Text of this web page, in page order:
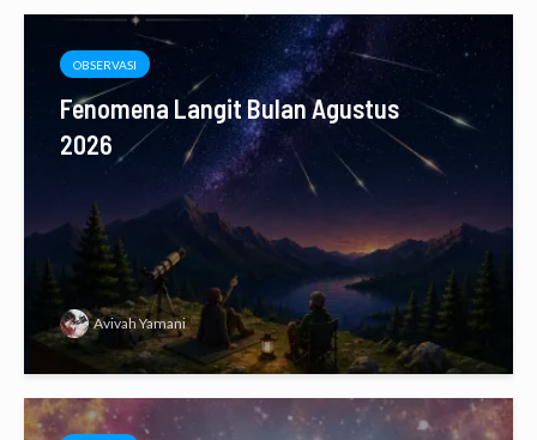
OBSERVASI
Fenomena Langit Bulan Agustus
2026
Avivah Yamani